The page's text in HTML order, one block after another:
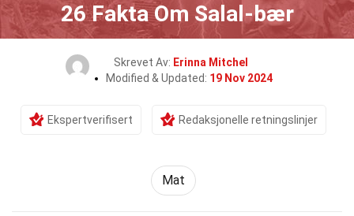
26 Fakta Om Salal-bær
Skrevet Av: Erinna Mitchel
Modified & Updated: 19 Nov 2024
Ekspertverifisert Redaksjonelle retningslinjer
Mat